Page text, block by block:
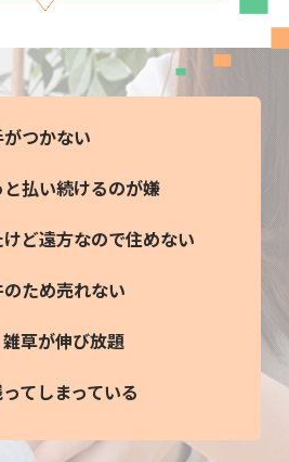
つかない
払い続けるのが嫌
ど遠方なので住めない
ため売れない
草が伸び放題
てしまっている